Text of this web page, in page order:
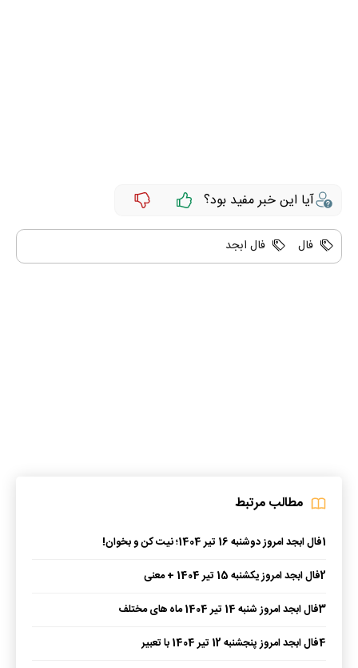
آیا این خبر مفید بود؟
فال فال ابجد
مطالب مرتبط
1فال ابجد امروز دوشنبه 16 تیر 1404؛ نیت کن و بخوان!
2فال ابجد امروز یکشنبه 15 تیر 1404 + معنی
3فال ابجد امروز شنبه 14 تیر 1404 ماه های مختلف
4فال ابجد امروز پنجشنبه 12 تیر 1404 با تعبیر